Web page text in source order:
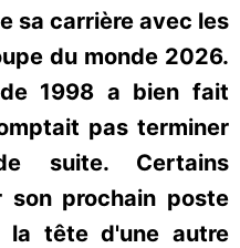
sa carrière avec les
du monde 2026.
1998 a bien fait
pas terminer
suite. Certains
son prochain poste
tête d'une autre